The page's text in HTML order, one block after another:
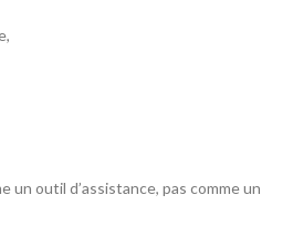
un outil d’assistance, pas comme un